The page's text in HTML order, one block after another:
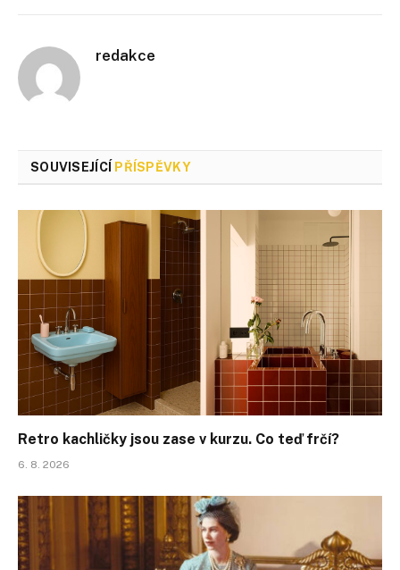
redakce
SOUVISEJÍCÍ PŘÍSPĚVKY
Retro kachličky jsou zase v kurzu. Co teď frčí?
6. 8. 2026